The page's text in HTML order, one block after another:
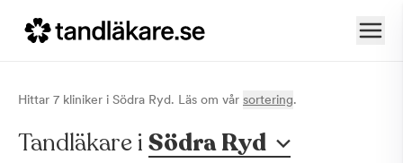
Hittar 7 kliniker i Södra Ryd. Läs om vår sortering.
Tandläkare i Södra Ryd